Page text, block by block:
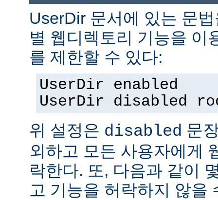
UserDir 문서에 있는 문
별 웹디렉토리 기능을 이
를 제한할 수 있다:
UserDir enabled
UserDir disabled
위 설정은 disabled 문
외하고 모든 사용자에게
락한다. 또, 다음과 같이
고 기능을 허락하지 않을